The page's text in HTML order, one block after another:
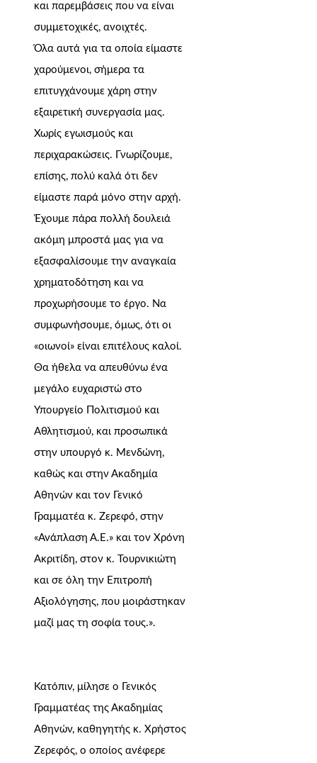
και παρεμβάσεις που να είναι
συμμετοχικές, ανοιχτές.
Όλα αυτά για τα οποία είμαστε
χαρούμενοι, σήμερα τα
επιτυγχάνουμε χάρη στην
εξαιρετική συνεργασία μας.
Χωρίς εγωισμούς και
περιχαρακώσεις. Γνωρίζουμε,
επίσης, πολύ καλά ότι δεν
είμαστε παρά μόνο στην αρχή.
Έχουμε πάρα πολλή δουλειά
ακόμη μπροστά μας για να
εξασφαλίσουμε την αναγκαία
χρηματοδότηση και να
προχωρήσουμε το έργο. Να
συμφωνήσουμε, όμως, ότι οι
«οιωνοί» είναι επιτέλους καλοί.
Θα ήθελα να απευθύνω ένα
μεγάλο ευχαριστώ στο
Υπουργείο Πολιτισμού και
Αθλητισμού, και προσωπικά
στην υπουργό κ. Μενδώνη,
καθώς και στην Ακαδημία
Αθηνών και τον Γενικό
Γραμματέα κ. Ζερεφό, στην
«Ανάπλαση Α.Ε.» και τον Χρόνη
Ακριτίδη, στον κ. Τουρνικιώτη
και σε όλη την Επιτροπή
Αξιολόγησης, που μοιράστηκαν
μαζί μας τη σοφία τους.».
Κατόπιν, μίλησε ο Γενικός
Γραμματέας της Ακαδημίας
Αθηνών, καθηγητής κ. Χρήστος
Ζερεφός, ο οποίος ανέφερε